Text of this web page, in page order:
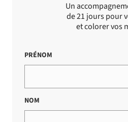
Un
de 21 jours pour
et colorer vos
PRÉNOM
NOM